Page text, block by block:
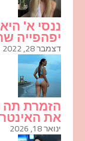
ננסי א'
יפהפייה
דצמבר 28, 2022
הזמרת תה
את
ינואר 18, 2026